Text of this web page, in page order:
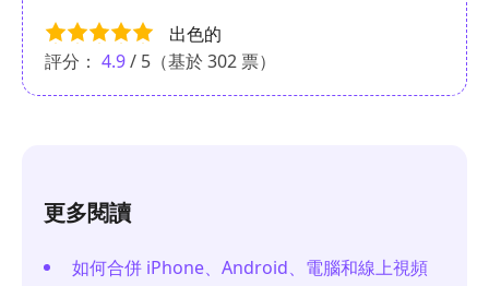
出色的
評分： 4.9/ 5（基於302 票）
更多閱讀
如何合併 iPhone、Android、電腦和線上視頻